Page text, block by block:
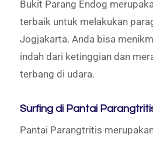
Bukit Parang Endog
terbaik untuk melakukan
Jogjakarta. Anda bisa
indah dari ketinggian dan
terbang di udara.
Surfing di Pantai
Pantai Parangtritis